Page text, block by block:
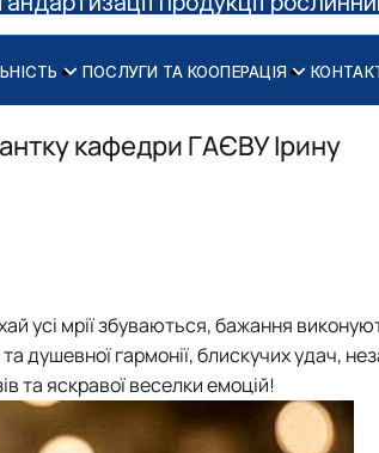
для студентів ОС Бакалавр т…
технології виробництва, л…
ПОСЛУГИ ТА КООПЕРАЦІЯ
кафедри ГАЄВУ Ірину
усі мрії збуваються, бажання
гармонії, блискучих удач,
та яскравої веселки емоцій!